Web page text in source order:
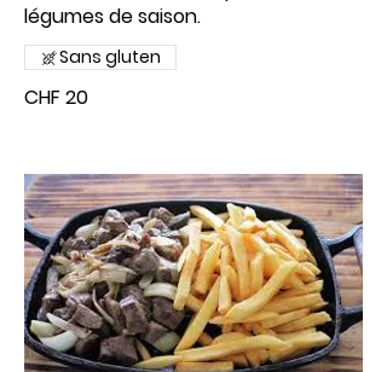
CHF 20
Sans gluten